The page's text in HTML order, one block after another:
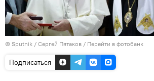
© Sputnik / Сергей Пятаков / Перейти в фотобанк
Подписаться